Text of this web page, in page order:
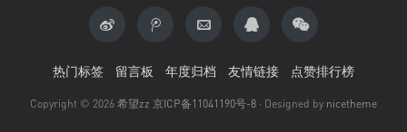
热门标签 留言板 年度归档 友情链接 点赞排行榜
Copyright © 2026 希望zz 京ICP备11041190号-8 · Designed by nicetheme